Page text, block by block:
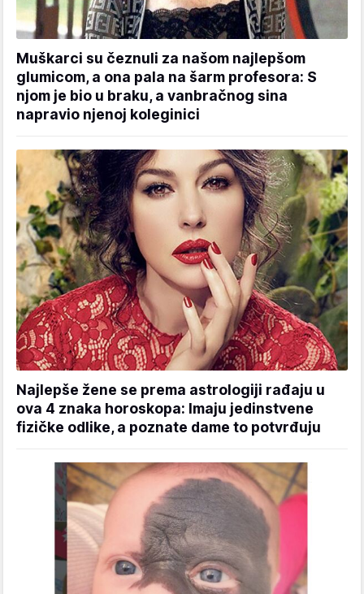
Muškarci su čeznuli za našom najlepšom
glumicom, a ona pala na šarm profesora: S
njom je bio u braku, a vanbračnog sina
napravio njenoj koleginici
Najlepše žene se prema astrologiji rađaju u
ova 4 znaka horoskopa: Imaju jedinstvene
fizičke odlike, a poznate dame to potvrđuju